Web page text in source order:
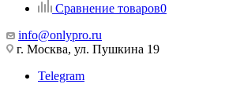
Сравнение товаров0
info@onlypro.ru
г. Москва, ул. Пушкина 19
Telegram